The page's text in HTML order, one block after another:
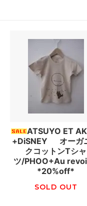
ATSUYO ET
+DiSNEY オーガ
クコットンTシャ
ツ/PHOO+Au
*20%off*
SOLD OUT